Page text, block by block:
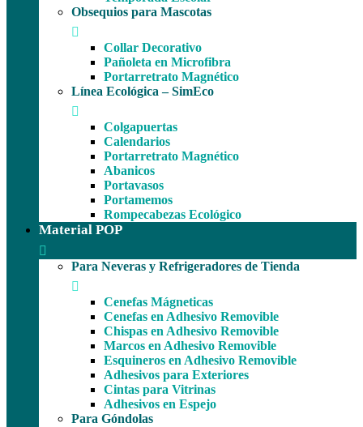
Obsequios para Mascotas
Collar Decorativo
Pañoleta en Microfibra
Portarretrato Magnético
Línea Ecológica – SimEco
Colgapuertas
Calendarios
Portarretrato Magnético
Abanicos
Portavasos
Portamemos
Rompecabezas Ecológico
Material POP
Para Neveras y Refrigeradores de Tienda
Cenefas Mágneticas
Cenefas en Adhesivo Removible
Chispas en Adhesivo Removible
Marcos en Adhesivo Removible
Esquineros en Adhesivo Removible
Adhesivos para Exteriores
Cintas para Vitrinas
Adhesivos en Espejo
Para Góndolas